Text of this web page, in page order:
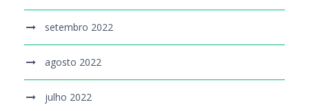
setembro 2022
agosto 2022
julho 2022